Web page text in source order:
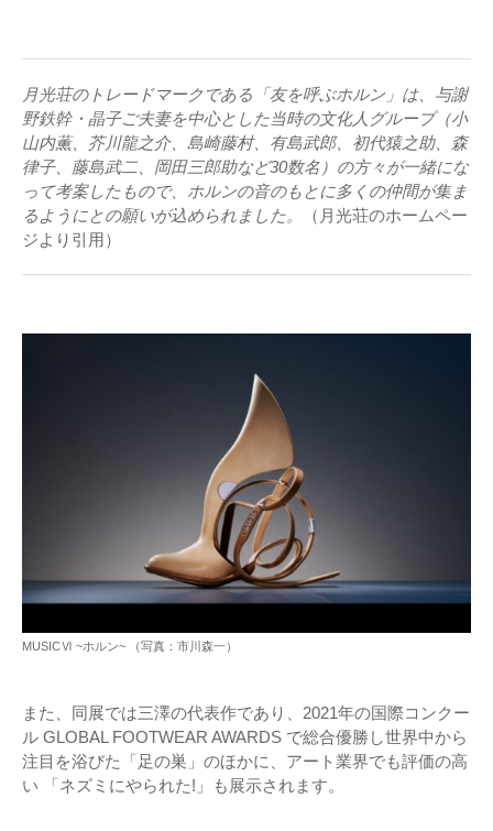
月光荘のトレードマークである「友を呼ぶホルン」は、与謝
野鉄幹・晶子ご夫妻を中心とした当時の文化人グループ（小
山内薫、芥川龍之介、島崎藤村、有島武郎、初代猿之助、森
律子、藤島武二、岡田三郎助など30数名）の方々が一緒にな
って考案したもので、ホルンの音のもとに多くの仲間が集ま
るようにとの願いが込められました。
（月光荘のホームペー
ジより引用）
MUSICⅥ ~ホルン~ （写真：市川森一）
また、同展では三澤の代表作であり、2021年の国際コンクー
ル GLOBAL FOOTWEAR AWARDS で総合優勝し世界中から
注目を浴びた「足の巣」のほかに、アート業界でも評価の高
い 「ネズミにやられた!」も展示されます。